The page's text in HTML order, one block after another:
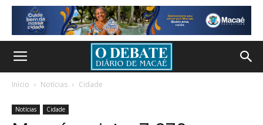
Início Notícias Cidade
Notícias Cidade